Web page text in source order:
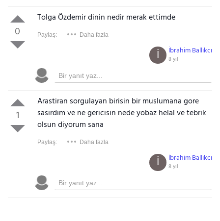
0
Tolga Özdemir dinin nedir merak ettimde
Paylaş: Daha fazla
İbrahim Ballıkcı
8 yıl
İ
1
Arastiran sorgulayan birisin bir muslumana gore
sasirdim ve ne gericisin nede yobaz helal ve tebrik
olsun diyorum sana
Paylaş: Daha fazla
İbrahim Ballıkcı
8 yıl
İ